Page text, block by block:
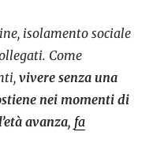
isolamento sociale
Come
vivere senza una
nei momenti di
avanza, fa